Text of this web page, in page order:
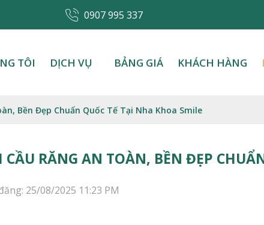
0907 995 337
TÔI DỊCH VỤ BẢNG GIÁ KHÁCH HÀNG
Bền Đẹp Chuẩn Quốc Tế Tại Nha Khoa Smile
CẦU RĂNG AN TOÀN, BỀN ĐẸP
25/08/2025 11:23 PM